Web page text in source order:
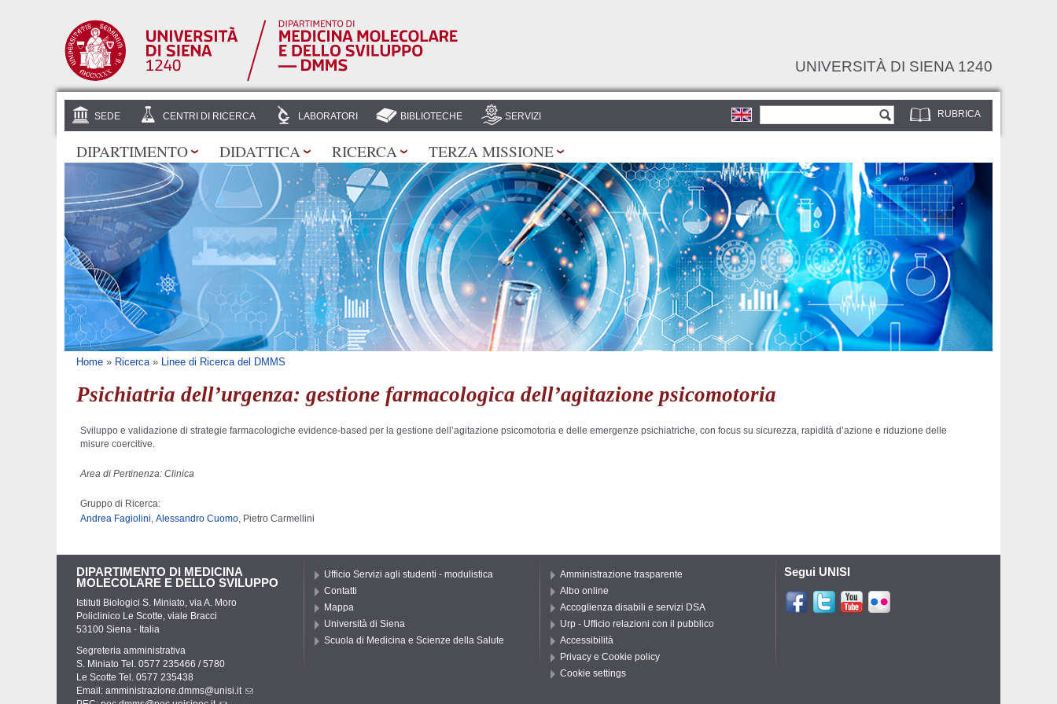
UNIVERSITÀ DI SIENA 1240
RUBRICA
Form di ricerca
SEDE CENTRI DI RICERCA LABORATORI BIBLIOTECHE SERVIZI
DIPARTIMENTO DIDATTICA RICERCA TERZA MISSIONE
Tu sei qui
Home » Ricerca» Linee di Ricerca del DMMS
Psichiatria dell’urgenza: gestione farmacologica dell’agitazione psicomotoria
Sviluppo e validazione di strategie farmacologiche evidence-based per la gestione dell’agitazione psicomotoria e delle emergenze psichiatriche, con focus su sicurezza, rapidità d’azione e riduzione delle
misure coercitive.
Area di Pertinenza: Clinica
Gruppo di Ricerca:
Andrea Fagiolini, Alessandro Cuomo, Pietro Carmellini
DIPARTIMENTO DI MEDICINA
MOLECOLARE E DELLO SVILUPPO
Istituti Biologici S. Miniato, via A. Moro
Policlinico Le Scotte, viale Bracci
53100 Siena - Italia
Segreteria amministrativa
S. Miniato Tel. 0577 235466 / 5780
Le Scotte Tel. 0577 235438
Email: amministrazione.dmms@unisi.it
Ufficio Servizi agli studenti - modulistica
Contatti
Mappa
Università di Siena
Scuola di Medicina e Scienze della Salute
Amministrazione trasparente
Albo online
Accoglienza disabili e servizi DSA
Urp - Ufficio relazioni con il pubblico
Accessibilità
Privacy e Cookie policy
Cookie settings
Segui UNISI